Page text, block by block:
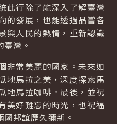
此行除了能深入了解臺灣
的發展，也能透過品嘗各
與人民的熱情，重新認識
灣。
非常美麗的國家。未來如
地馬拉之美，深度探索馬
地馬拉咖啡。最後，並祝
美好難忘的時光，也祝福
邦誼歷久彌新。